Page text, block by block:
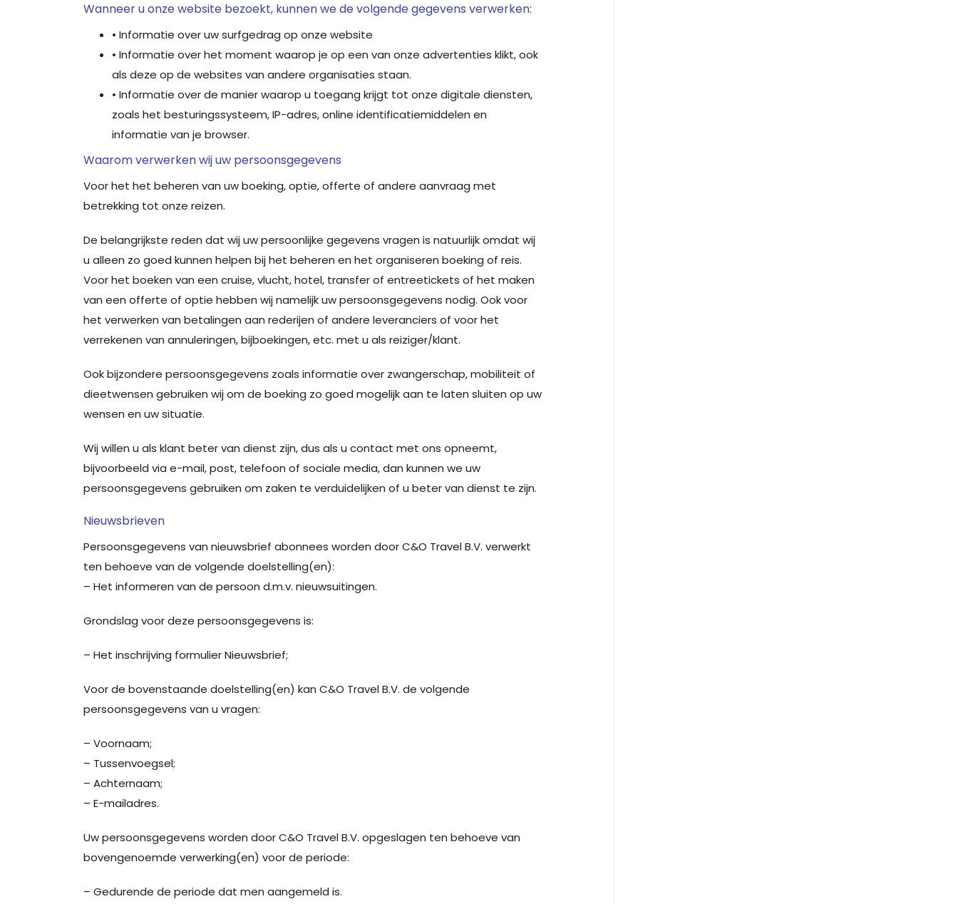
Wanneer u onze website bezoekt, kunnen we de volgende gegevens verwerken:
• Informatie over uw surfgedrag op onze website
• Informatie over het moment waarop je op een van onze advertenties klikt, ook
als deze op de websites van andere organisaties staan.
• Informatie over de manier waarop u toegang krijgt tot onze digitale diensten,
zoals het besturingssysteem, IP-adres, online identificatiemiddelen en
informatie van je browser.
Waarom verwerken wij uw persoonsgegevens
Voor het het beheren van uw boeking, optie, offerte of andere aanvraag met
betrekking tot onze reizen.
De belangrijkste reden dat wij uw persoonlijke gegevens vragen is natuurlijk omdat wij
u alleen zo goed kunnen helpen bij het beheren en het organiseren boeking of reis.
Voor het boeken van een cruise, vlucht, hotel, transfer of entreetickets of het maken
van een offerte of optie hebben wij namelijk uw persoonsgegevens nodig. Ook voor
het verwerken van betalingen aan rederijen of andere leveranciers of voor het
verrekenen van annuleringen, bijboekingen, etc. met u als reiziger/klant.
Ook bijzondere persoonsgegevens zoals informatie over zwangerschap, mobiliteit of
dieetwensen gebruiken wij om de boeking zo goed mogelijk aan te laten sluiten op uw
wensen en uw situatie.
Wij willen u als klant beter van dienst zijn, dus als u contact met ons opneemt,
bijvoorbeeld via e-mail, post, telefoon of sociale media, dan kunnen we uw
persoonsgegevens gebruiken om zaken te verduidelijken of u beter van dienst te zijn.
Nieuwsbrieven
Persoonsgegevens van nieuwsbrief abonnees worden door C&O Travel B.V. verwerkt
ten behoeve van de volgende doelstelling(en):
– Het informeren van de persoon d.m.v. nieuwsuitingen.
Grondslag voor deze persoonsgegevens is:
– Het inschrijving formulier Nieuwsbrief;
Voor de bovenstaande doelstelling(en) kan C&O Travel B.V. de volgende
persoonsgegevens van u vragen:
– Voornaam;
– Tussenvoegsel;
– Achternaam;
– E-mailadres.
Uw persoonsgegevens worden door C&O Travel B.V. opgeslagen ten behoeve van
bovengenoemde verwerking(en) voor de periode:
– Gedurende de periode dat men aangemeld is.